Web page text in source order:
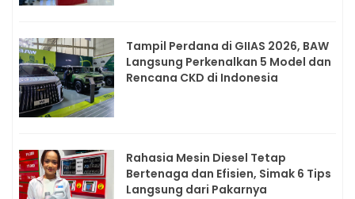
Tampil Perdana di GIIAS 2026, BAW
Langsung Perkenalkan 5 Model dan
Rencana CKD di Indonesia
Rahasia Mesin Diesel Tetap
Bertenaga dan Efisien, Simak 6 Tips
Langsung dari Pakarnya